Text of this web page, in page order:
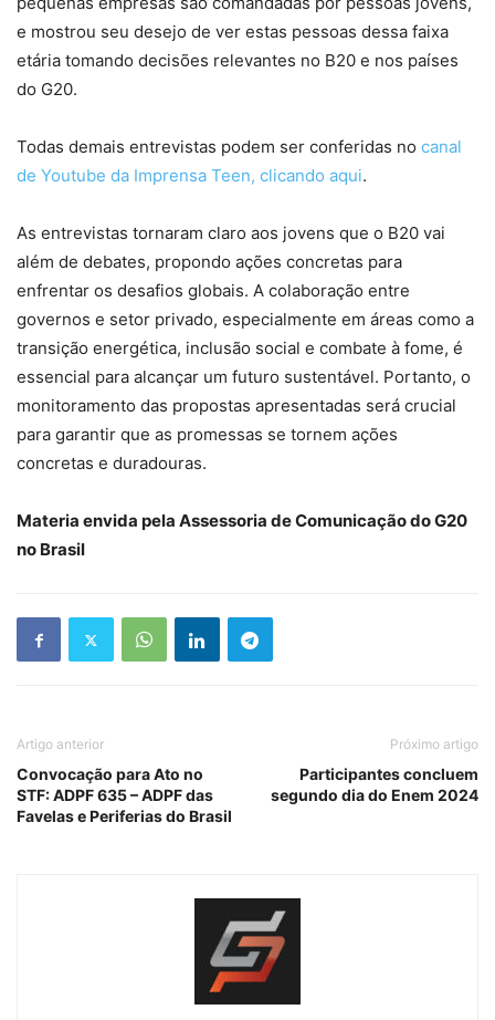
e mostrou seu desejo de ver estas pessoas dessa faixa
etária tomando decisões relevantes no B20 e nos países
do G20.
Todas demais entrevistas podem ser conferidas no canal
de Youtube da Imprensa Teen, clicando aqui.
As entrevistas tornaram claro aos jovens que o B20 vai
além de debates, propondo ações concretas para
enfrentar os desafios globais. A colaboração entre
governos e setor privado, especialmente em áreas como a
transição energética, inclusão social e combate à fome, é
essencial para alcançar um futuro sustentável. Portanto, o
monitoramento das propostas apresentadas será crucial
para garantir que as promessas se tornem ações
concretas e duradouras.
Materia envida pela Assessoria de Comunicação do G20
no Brasil
Artigo anterior
Convocação para Ato no
STF: ADPF 635 – ADPF das
Favelas e Periferias do Brasil
Próximo artigo
Participantes concluem
segundo dia do Enem 2024